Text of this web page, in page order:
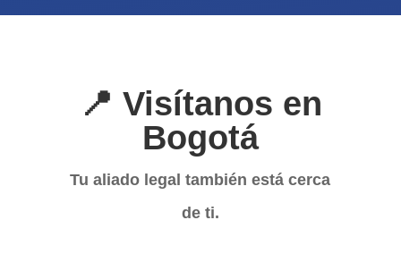
📍 Visítanos en
Bogotá
Tu aliado legal también está cerca
de ti.